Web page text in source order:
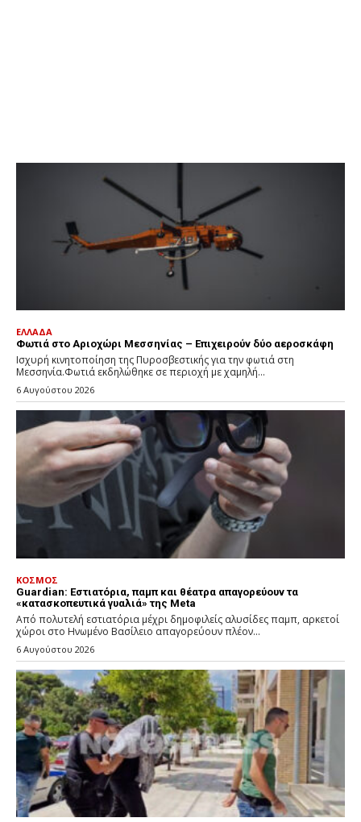
ΕΛΛΑΔΑ
Φωτιά στο Αριοχώρι Μεσσηνίας – Επιχειρούν δύο αεροσκάφη
Ισχυρή κινητοποίηση της Πυροσβεστικής για την φωτιά στη
Μεσσηνία.Φωτιά εκδηλώθηκε σε περιοχή με χαμηλή...
6 Αυγούστου 2026
ΚΟΣΜΟΣ
Guardian: Εστιατόρια, παμπ και θέατρα απαγορεύουν τα
«κατασκοπευτικά γυαλιά» της Meta
Από πολυτελή εστιατόρια μέχρι δημοφιλείς αλυσίδες παμπ, αρκετοί
χώροι στο Ηνωμένο Βασίλειο απαγορεύουν πλέον...
6 Αυγούστου 2026